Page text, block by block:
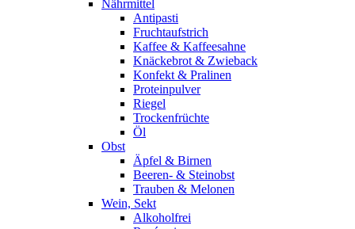
Nährmittel
Antipasti
Fruchtaufstrich
Kaffee & Kaffeesahne
Knäckebrot & Zwieback
Konfekt & Pralinen
Proteinpulver
Riegel
Trockenfrüchte
Öl
Obst
Äpfel & Birnen
Beeren- & Steinobst
Trauben & Melonen
Wein, Sekt
Alkoholfrei